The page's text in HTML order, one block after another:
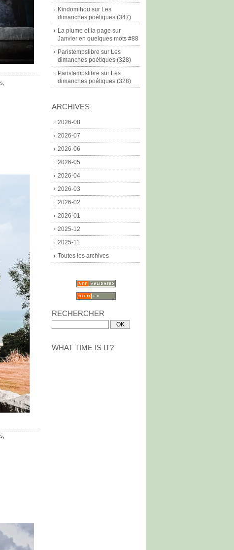
Kindomihou sur Les
dimanches poétiques (347)
La plume et la page sur
Janvier en quelques mots #88
Paristempslibre sur Les
dimanches poétiques (328)
Paristempslibre sur Les
dimanches poétiques (328)
ARCHIVES
2026-08
2026-07
2026-06
2026-05
2026-04
2026-03
2026-02
2026-01
2025-12
2025-11
Toutes les archives
RECHERCHER
WHAT TIME IS IT?